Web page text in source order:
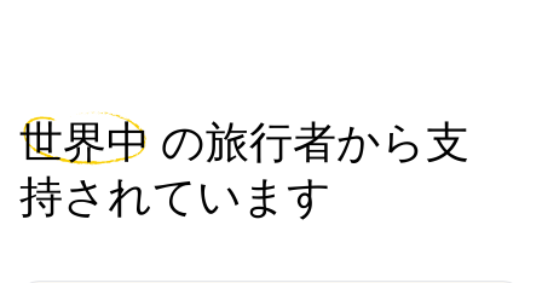
世界中 の旅行者から支
持されています